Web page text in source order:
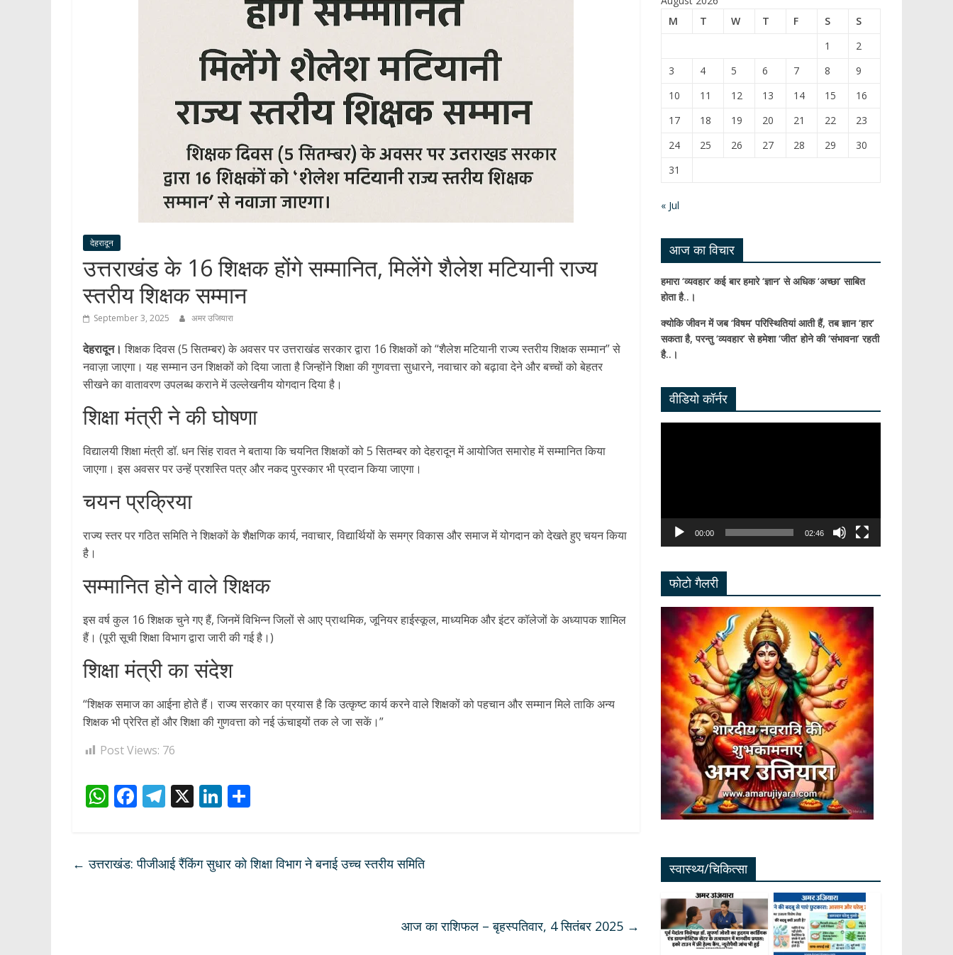
देहरादून
उत्तराखंड के 16 शिक्षक होंगे सम्मानित, मिलेंगे शैलेश मटियानी राज्य
स्तरीय शिक्षक सम्मान
September 3, 2025 अमर उजियारा
देहरादून। शिक्षक दिवस (5 सितम्बर) के अवसर पर उत्तराखंड सरकार द्वारा 16 शिक्षकों को “शैलेश मटियानी राज्य स्तरीय शिक्षक सम्मान” से
नवाज़ा जाएगा। यह सम्मान उन शिक्षकों को दिया जाता है जिन्होंने शिक्षा की गुणवत्ता सुधारने, नवाचार को बढ़ावा देने और बच्चों को बेहतर
सीखने का वातावरण उपलब्ध कराने में उल्लेखनीय योगदान दिया है।
शिक्षा मंत्री ने की घोषणा
विद्यालयी शिक्षा मंत्री डॉ. धन सिंह रावत ने बताया कि चयनित शिक्षकों को 5 सितम्बर को देहरादून में आयोजित समारोह में सम्मानित किया
जाएगा। इस अवसर पर उन्हें प्रशस्ति पत्र और नकद पुरस्कार भी प्रदान किया जाएगा।
चयन प्रक्रिया
राज्य स्तर पर गठित समिति ने शिक्षकों के शैक्षणिक कार्य, नवाचार, विद्यार्थियों के समग्र विकास और समाज में योगदान को देखते हुए चयन किया
है।
सम्मानित होने वाले शिक्षक
इस वर्ष कुल 16 शिक्षक चुने गए हैं, जिनमें विभिन्न जिलों से आए प्राथमिक, जूनियर हाईस्कूल, माध्यमिक और इंटर कॉलेजों के अध्यापक शामिल
हैं। (पूरी सूची शिक्षा विभाग द्वारा जारी की गई है।)
शिक्षा मंत्री का संदेश
“शिक्षक समाज का आईना होते हैं। राज्य सरकार का प्रयास है कि उत्कृष्ट कार्य करने वाले शिक्षकों को पहचान और सम्मान मिले ताकि अन्य
शिक्षक भी प्रेरित हों और शिक्षा की गुणवत्ता को नई ऊंचाइयों तक ले जा सकें।”
Post Views: 76
W
s
F
b
T
gr
X Li
e e
← उत्तराखंड: पीजीआई रैंकिंग सुधार को शिक्षा विभाग ने बनाई उच्च स्तरीय समिति
आज का राशिफल – बृहस्पतिवार, 4 सितंबर 2025 →
M
T W T F S
S
1
2
3
4 5 6 7 8
9
10
11 12 13 14 15
16
17
18 19 20 21 22
23
24
25 26 27 28 29
30
31
« Jul
आज का विचार
हमारा ‘व्यवहार’ कई बार हमारे ‘ज्ञान’ से अधिक ‘अच्छा’ साबित
होता है..।
क्योकि जीवन में जब ‘विषम’ परिस्थितियां आती हैं,तब ज्ञान ‘हार’
सकता है,परन्तु ‘व्यवहार’ से हमेशा ‘जीत’ होने की ‘संभावना’ रहती
है..।
वीडियो कॉर्नर
00:00 02:46
फोटो गैलरी
स्वास्थ्य/चिकित्सा